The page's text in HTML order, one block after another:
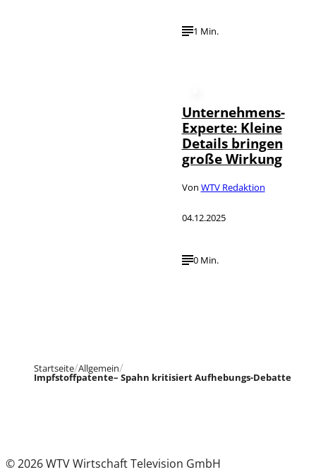
1 Min.
Unternehmens-
Experte: Kleine
Details bringen
große Wirkung
Von WTV Redaktion
04.12.2025
0 Min.
Startseite Allgemein
Impfstoffpatente– Spahn kritisiert Aufhebungs-Debatte
© 2026 WTV Wirtschaft Television GmbH